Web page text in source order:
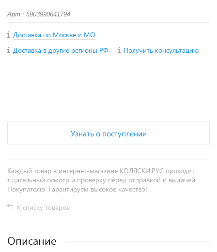
Арт.: 5903990641794
Доставка по Москве и МО
Доставка в другие регионы РФ
Получить консультацию
Узнать о поступлении
Каждый товар в интернет-магазине КОЛЯСКИ.РУС проходит
тщательный осмотр и проверку перед отправкой и выдачей
Покупателю. Гарантируем высокое качество!
К списку товаров
Описание